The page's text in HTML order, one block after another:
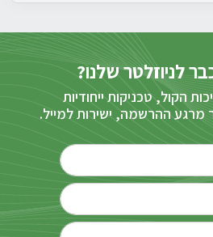
לניוזלטר שלנו?
הקול, טכניקות ייחודיות
מרגע ההרשמה, ישירות למייל.